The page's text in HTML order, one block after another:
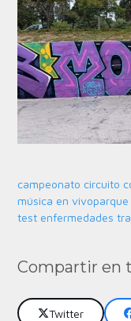
campeonato circuito
música en vivo
test enfermedades
Compartir en
Twitter